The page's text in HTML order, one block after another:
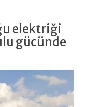
elektriği
gücünde